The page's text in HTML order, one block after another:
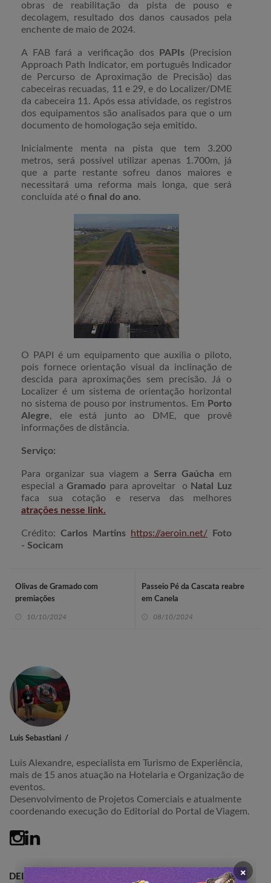
obras de reabilitação da pista de pouso e
decolagem, resultado dos danos causados pela
enchente de maio de 2024.
A FAB fará a verificação dos PAPIs (Precision
Approach Path Indicator, em português Indicador
de Percurso de Aproximação de Precisão) das
cabeceiras recuadas, 11 e 29, e do Localizer/DME
da cabeceira 11. Após essa atividade, os registros
dos equipamentos são analisados para que o um
documento de homologação seja emitido.
Inicialmente menta na pista que tem 3.200
metros, será possível utilizar apenas 1.700m, já
que a parte restante sofreu danos maiores e
necessitará uma reforma mais longa, que será
concluída até o final do ano.
O PAPI é um equipamento que auxilia o piloto,
pois fornece orientação visual da inclinação de
descida para aproximações sem precisão. Já o
Localizer é um sistema de orientação horizontal
no sistema de pouso por instrumentos. Em Porto
Alegre, ele está junto ao DME, que provê
informações de distância.
Serviço:
Para organizar sua viagem a Serra Gaúcha em
especial aGramado para aproveitar o Natal Luz
faca sua cotação e reserva das melhores
atrações nesse link.
Crédito: Carlos Martins https://aeroin.net/ Foto
- Socicam
Olivas de Gramado com
premiações
10/10/2024
Passeio Pé da Cascata reabre
em Canela
08/10/2024
Luis Sebastiani
Luis Alexandre, especialista em Turismo de Experiência,
mais de 15 anos atuação na Hotelaria e Organização de
eventos.
Desenvolvimento de Projetos Comerciais e atualmente
coordenando execução do Editorial do Portal de Viagem.
DEIXE SEU COMETÁRIO ×